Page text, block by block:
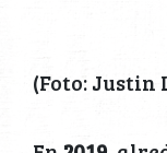
(Foto: Justin